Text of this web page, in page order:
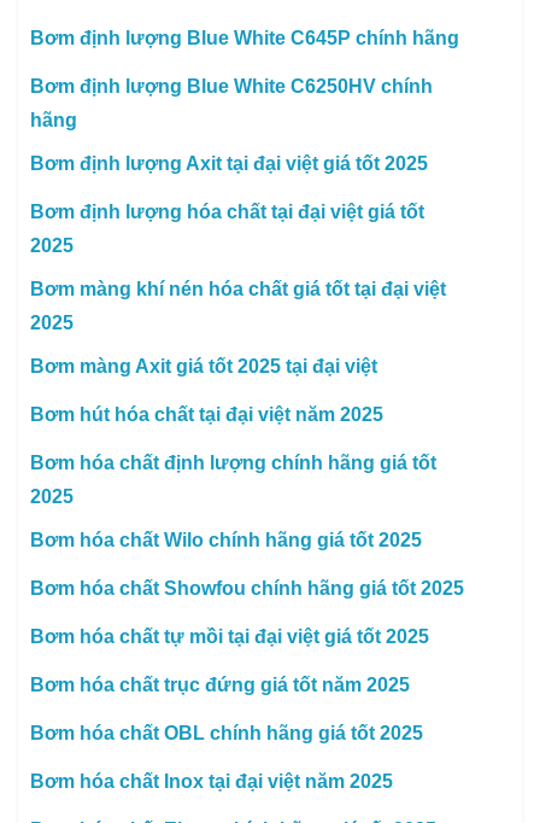
Bơm định lượng Blue White C645P chính hãng
Bơm định lượng Blue White C6250HV chính
hãng
Bơm định lượng Axit tại đại việt giá tốt 2025
Bơm định lượng hóa chất tại đại việt giá tốt
2025
Bơm màng khí nén hóa chất giá tốt tại đại việt
2025
Bơm màng Axit giá tốt 2025 tại đại việt
Bơm hút hóa chất tại đại việt năm 2025
Bơm hóa chất định lượng chính hãng giá tốt
2025
Bơm hóa chất Wilo chính hãng giá tốt 2025
Bơm hóa chất Showfou chính hãng giá tốt 2025
Bơm hóa chất tự mồi tại đại việt giá tốt 2025
Bơm hóa chất trục đứng giá tốt năm 2025
Bơm hóa chất OBL chính hãng giá tốt 2025
Bơm hóa chất Inox tại đại việt năm 2025